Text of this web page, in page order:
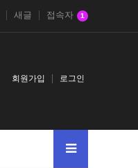
새글 접속자 1
회원가입 로그인